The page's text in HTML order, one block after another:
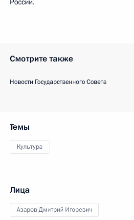
России.
Смотрите также
Новости Государственного Совета
Темы
Культура
Лица
Азаров Дмитрий Игоревич